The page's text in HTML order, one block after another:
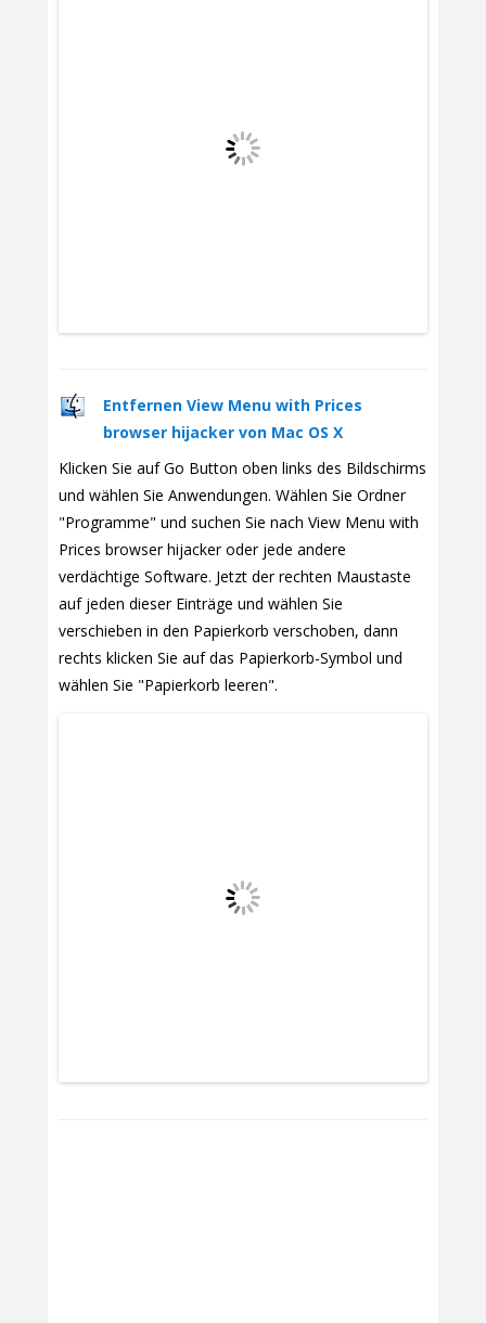
Entfernen View Menu with Prices
browser hijacker von Mac OS X
Klicken Sie auf Go Button oben links des Bildschirms
und wählen Sie Anwendungen. Wählen Sie Ordner
"Programme" und suchen Sie nach View Menu with
Prices browser hijacker oder jede andere
verdächtige Software. Jetzt der rechten Maustaste
auf jeden dieser Einträge und wählen Sie
verschieben in den Papierkorb verschoben, dann
rechts klicken Sie auf das Papierkorb-Symbol und
wählen Sie "Papierkorb leeren".